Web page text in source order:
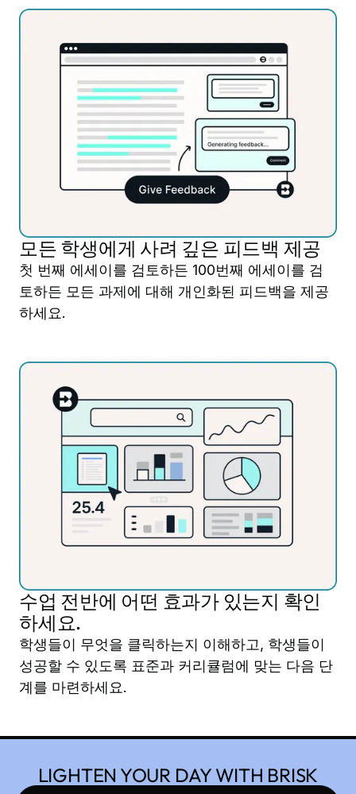
모든 학생에게 사려 깊은 피드백 제공
첫 번째 에세이를 검토하든 100번째 에세이를 검
토하든 모든 과제에 대해 개인화된 피드백을 제공
하세요.
수업 전반에 어떤 효과가 있는지 확인
하세요.
학생들이 무엇을 클릭하는지 이해하고, 학생들이
성공할 수 있도록 표준과 커리큘럼에 맞는 다음 단
계를 마련하세요.
LIGHTEN YOUR DAY WITH BRISK